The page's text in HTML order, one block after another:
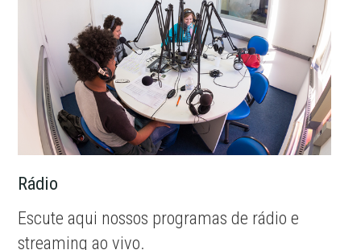
Rádio
Escute aqui nossos programas de rádio e
streaming ao vivo.